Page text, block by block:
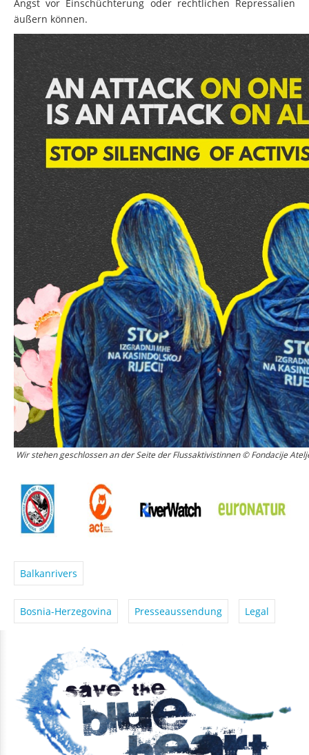
Angst vor Einschüchterung oder rechtlichen Repressalien
äußern können.
Wir stehen geschlossen an der Seite der Flussaktivistinnen © Fondacije
Balkanrivers
Bosnia-Herzegovina Presseaussendung Legal